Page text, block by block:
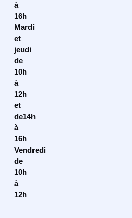
à
16h
Mardi
et
jeudi
de
10h
à
12h
et
de14h
à
16h
Vendredi
de
10h
à
12h